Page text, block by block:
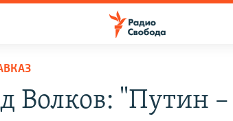
Волков: "Путин